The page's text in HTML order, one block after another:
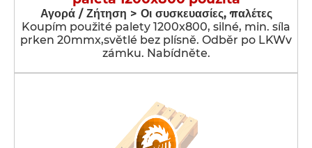
Αγορά / Ζήτηση > Οι συσκευασίες, παλέτες
Koupím použité palety 1200x800, silné, min. síla
prken 20mmx,světlé bez plísně. Odběr po LKWv
zámku. Nabídněte.